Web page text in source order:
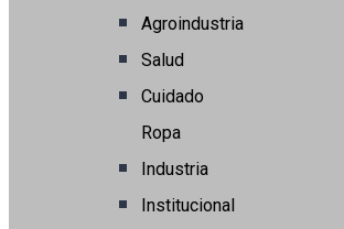
Agroindustria
Salud
Cuidado
Ropa
Industria
Institucional